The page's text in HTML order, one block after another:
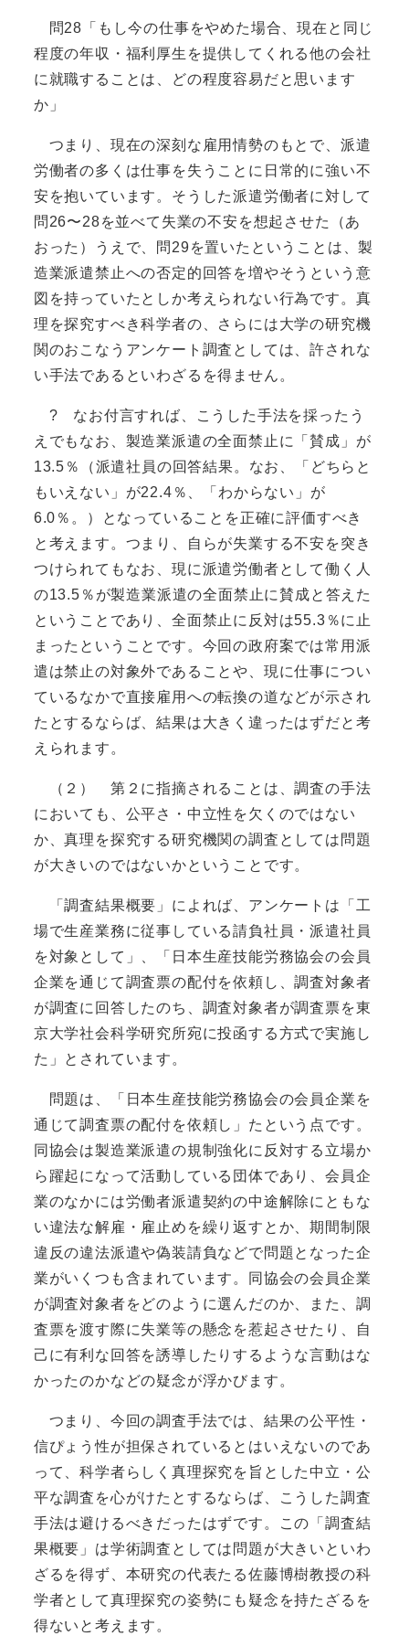
問28「もし今の仕事をやめた場合、現在と同じ
程度の年収・福利厚生を提供してくれる他の会社
に就職することは、どの程度容易だと思います
か」
つまり、現在の深刻な雇用情勢のもとで、派遣
労働者の多くは仕事を失うことに日常的に強い不
安を抱いています。そうした派遣労働者に対して
問26〜28を並べて失業の不安を想起させた（あ
おった）うえで、問29を置いたということは、製
造業派遣禁止への否定的回答を増やそうという意
図を持っていたとしか考えられない行為です。真
理を探究すべき科学者の、さらには大学の研究機
関のおこなうアンケート調査としては、許されな
い手法であるといわざるを得ません。
? なお付言すれば、こうした手法を採ったう
えでもなお、製造業派遣の全面禁止に「賛成」が
13.5％（派遣社員の回答結果。なお、「どちらと
もいえない」が22.4％、「わからない」が
6.0％。）となっていることを正確に評価すべき
と考えます。つまり、自らが失業する不安を突き
つけられてもなお、現に派遣労働者として働く人
の13.5％が製造業派遣の全面禁止に賛成と答えた
ということであり、全面禁止に反対は55.3％に止
まったということです。今回の政府案では常用派
遣は禁止の対象外であることや、現に仕事につい
ているなかで直接雇用への転換の道などが示され
たとするならば、結果は大きく違ったはずだと考
えられます。
（２） 第２に指摘されることは、調査の手法
においても、公平さ・中立性を欠くのではない
か、真理を探究する研究機関の調査としては問題
が大きいのではないかということです。
「調査結果概要」によれば、アンケートは「工
場で生産業務に従事している請負社員・派遣社員
を対象として」、「日本生産技能労務協会の会員
企業を通じて調査票の配付を依頼し、調査対象者
が調査に回答したのち、調査対象者が調査票を東
京大学社会科学研究所宛に投函する方式で実施し
た」とされています。
問題は、「日本生産技能労務協会の会員企業を
通じて調査票の配付を依頼し」たという点です。
同協会は製造業派遣の規制強化に反対する立場か
ら躍起になって活動している団体であり、会員企
業のなかには労働者派遣契約の中途解除にともな
い違法な解雇・雇止めを繰り返すとか、期間制限
違反の違法派遣や偽装請負などで問題となった企
業がいくつも含まれています。同協会の会員企業
が調査対象者をどのように選んだのか、また、調
査票を渡す際に失業等の懸念を惹起させたり、自
己に有利な回答を誘導したりするような言動はな
かったのかなどの疑念が浮かびます。
つまり、今回の調査手法では、結果の公平性・
信ぴょう性が担保されているとはいえないのであ
って、科学者らしく真理探究を旨とした中立・公
平な調査を心がけたとするならば、こうした調査
手法は避けるべきだったはずです。この「調査結
果概要」は学術調査としては問題が大きいといわ
ざるを得ず、本研究の代表たる佐藤博樹教授の科
学者として真理探究の姿勢にも疑念を持たざるを
得ないと考えます。